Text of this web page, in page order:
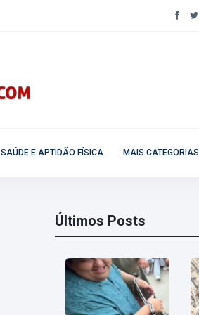
SAÚDE E APTIDÃO FÍSICA MAIS CATEGORIAS
Últimos Posts